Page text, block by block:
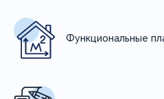
Функциональные